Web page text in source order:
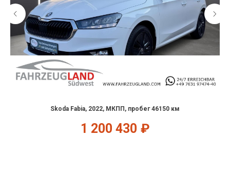
Skoda Fabia, 2022, МКПП, пробег 46150 км
1 200 430 ₽